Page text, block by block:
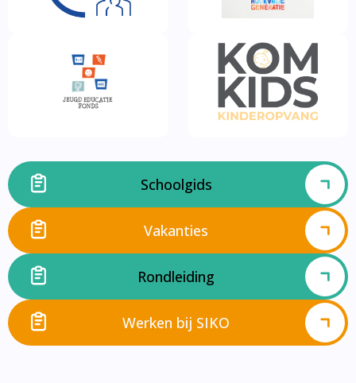
Schoolgids
Vakanties
Rondleiding
Werken bij SIKO